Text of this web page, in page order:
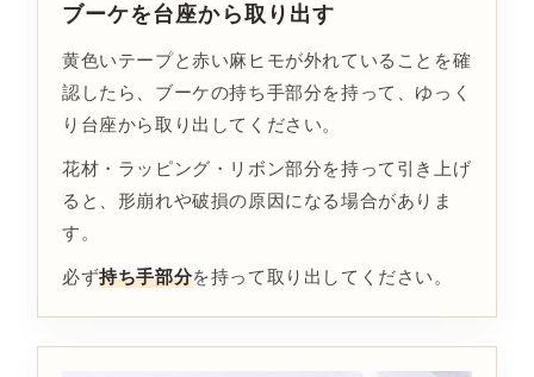
ブーケを台座から取り出す
黄色いテープと赤い麻ヒモが外れていることを確
認したら、ブーケの持ち手部分を持って、ゆっく
り台座から取り出してください。
花材・ラッピング・リボン部分を持って引き上げ
ると、形崩れや破損の原因になる場合がありま
す。
必ず持ち手部分を持って取り出してください。